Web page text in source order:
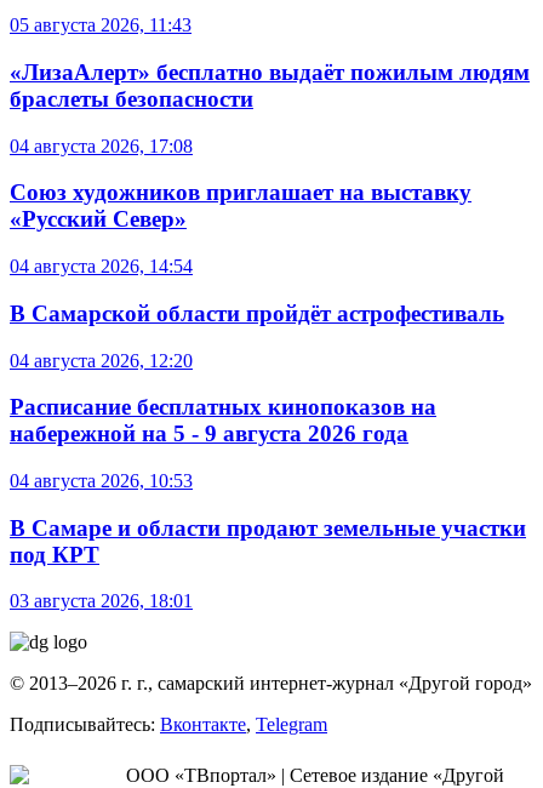
05 августа 2026, 11:43
«ЛизаАлерт» бесплатно выдаёт пожилым людям
браслеты безопасности
04 августа 2026, 17:08
Союз художников приглашает на выставку
«Русский Север»
04 августа 2026, 14:54
В Самарской области пройдёт астрофестиваль
04 августа 2026, 12:20
Расписание бесплатных кинопоказов на
набережной на 5 - 9 августа 2026 года
04 августа 2026, 10:53
В Самаре и области продают земельные участки
под КРТ
03 августа 2026, 18:01
© 2013–2026 г. г., самарский интернет-журнал «Другой город»
Подписывайтесь: Вконтакте, Telegram
ООО «ТВпортал» | Сетевое издание «Другой